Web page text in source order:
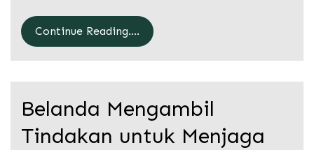
Continue Reading....
Belanda Mengambil
Tindakan untuk Menjaga